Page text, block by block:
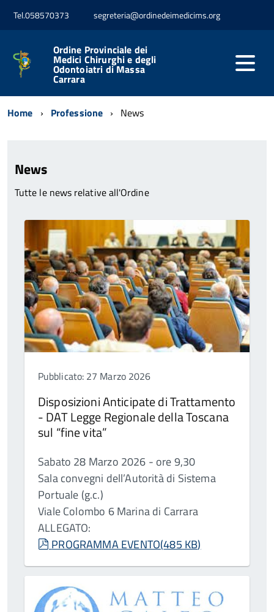
Tel.058570373 segreteria@ordinedeimedicims.org
Ordine Provinciale dei
Medici Chirurghi e degli
Odontoiatri di Massa
Carrara
Home Professione News
News
Tutte le news relative all'Ordine
Pubblicato: 27 Marzo 2026
Disposizioni Anticipate di Trattamento
- DAT Legge Regionale della Toscana
sul “fine vita”
Sabato 28 Marzo 2026 - ore 9,30
Sala convegni dell’Autorità di Sistema
Portuale (g.c.)
Viale Colombo 6 Marina di Carrara
ALLEGATO:
pdf
PROGRAMMA EVENTO(485 KB)